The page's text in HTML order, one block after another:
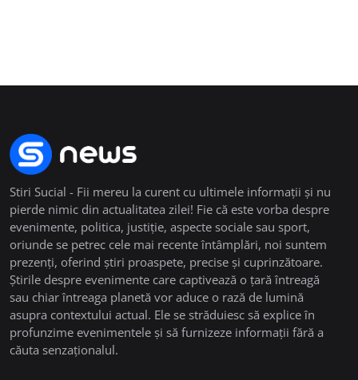
Stiri Sucial - Fii mereu la curent cu ultimele informații și nu
pierde nimic din actualitatea zilei! Fie că este vorba despre
evenimente, politica, justiție, aspecte sociale sau sport,
oriunde se petrec cele mai recente întâmplări, noi suntem
prezenți, oferind știri proaspete, precise și cuprinzătoare.
Știrile despre evenimente care captivează o țară întreagă
sau chiar întreaga planetă vor aduce o rază de lumină
asupra contextului actual. Ele se străduiesc să explice în
profunzime evenimentele și să furnizeze informații fără a
căuta senzaționalul.